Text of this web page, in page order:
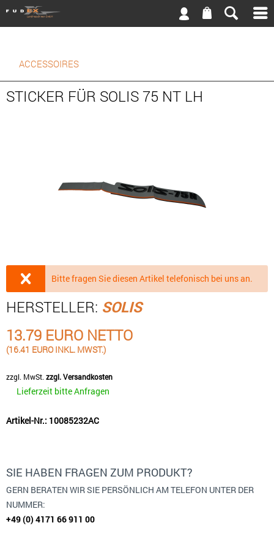
ACCESSOIRES
STICKER FÜR SOLIS 75 NT LH
Bitte fragen Sie diesen Artikel telefonisch bei uns an.
HERSTELLER: SOLIS
13.79 EURO NETTO
(16.41 EURO INKL. MWST.)
zzgl. MwSt. zzgl. Versandkosten
Lieferzeit bitte Anfragen
Artikel-Nr.: 10085232AC
SIE HABEN FRAGEN ZUM PRODUKT?
GERN BERATEN WIR SIE PERSÖNLICH AM TELEFON UNTER DER
NUMMER:
+49 (0) 4171 66 911 00